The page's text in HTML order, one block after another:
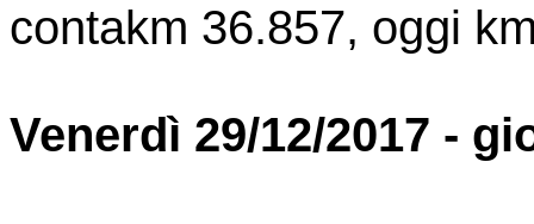
contakm 36.857, oggi
Venerdì 29/12/2017 -